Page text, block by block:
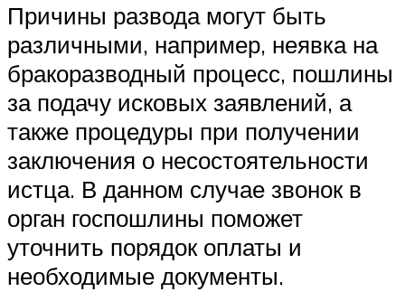
Причины развода могут быть
различными, например, неявка на
бракоразводный процесс, пошлины
за подачу исковых заявлений, а
также процедуры при получении
заключения о несостоятельности
истца. В данном случае звонок в
орган госпошлины поможет
уточнить порядок оплаты и
необходимые документы.